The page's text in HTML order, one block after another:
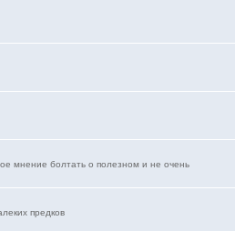
мнение болтать о полезном и не очень
предков